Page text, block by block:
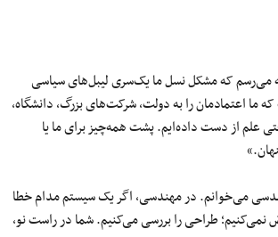
می‌رسم که مشکل نسل ما یک‌سری لیبل‌های سیاسی
اعتمادمان را به دولت، شرکت‌های بزرگ، دانشگاه،
علم از دست داده‌ایم. پشت همه‌چیز برای ما یا
می‌خوانم. در مهندسی، اگر یک سیستم مدام خطا
طراحی را بررسی می‌کنیم. شما در راست نو،